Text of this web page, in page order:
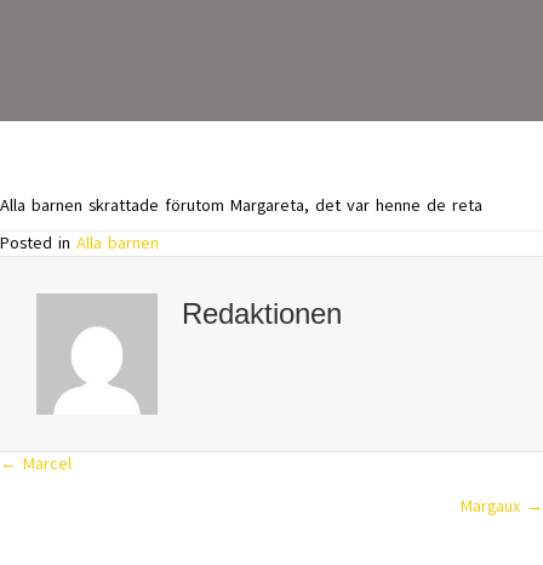
Alla barnen skrattade förutom Margareta, det var henne de reta
Posted in Alla barnen
Redaktionen
Posts
← Marcel
Margaux →